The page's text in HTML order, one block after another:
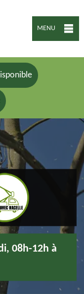
MENU
08h-12h à